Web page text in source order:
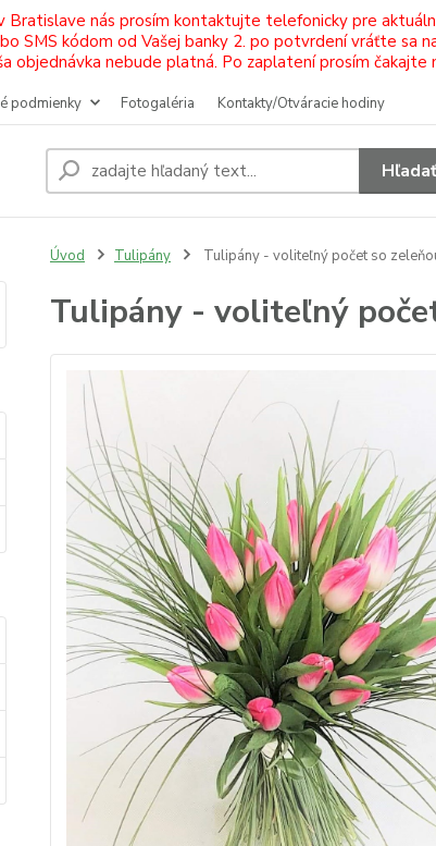
Bratislave nás prosím kontaktujte telefonicky pre
SMS kódom od Vašej banky 2. po potvrdení vráťte sa
objednávka nebude platná. Po zaplatení prosím
podmienky Fotogaléria Kontakty/Otváracie hodiny
Hľadať
Úvod Tulipány Tulipány - voliteľný počet so
Tulipány - voliteľný